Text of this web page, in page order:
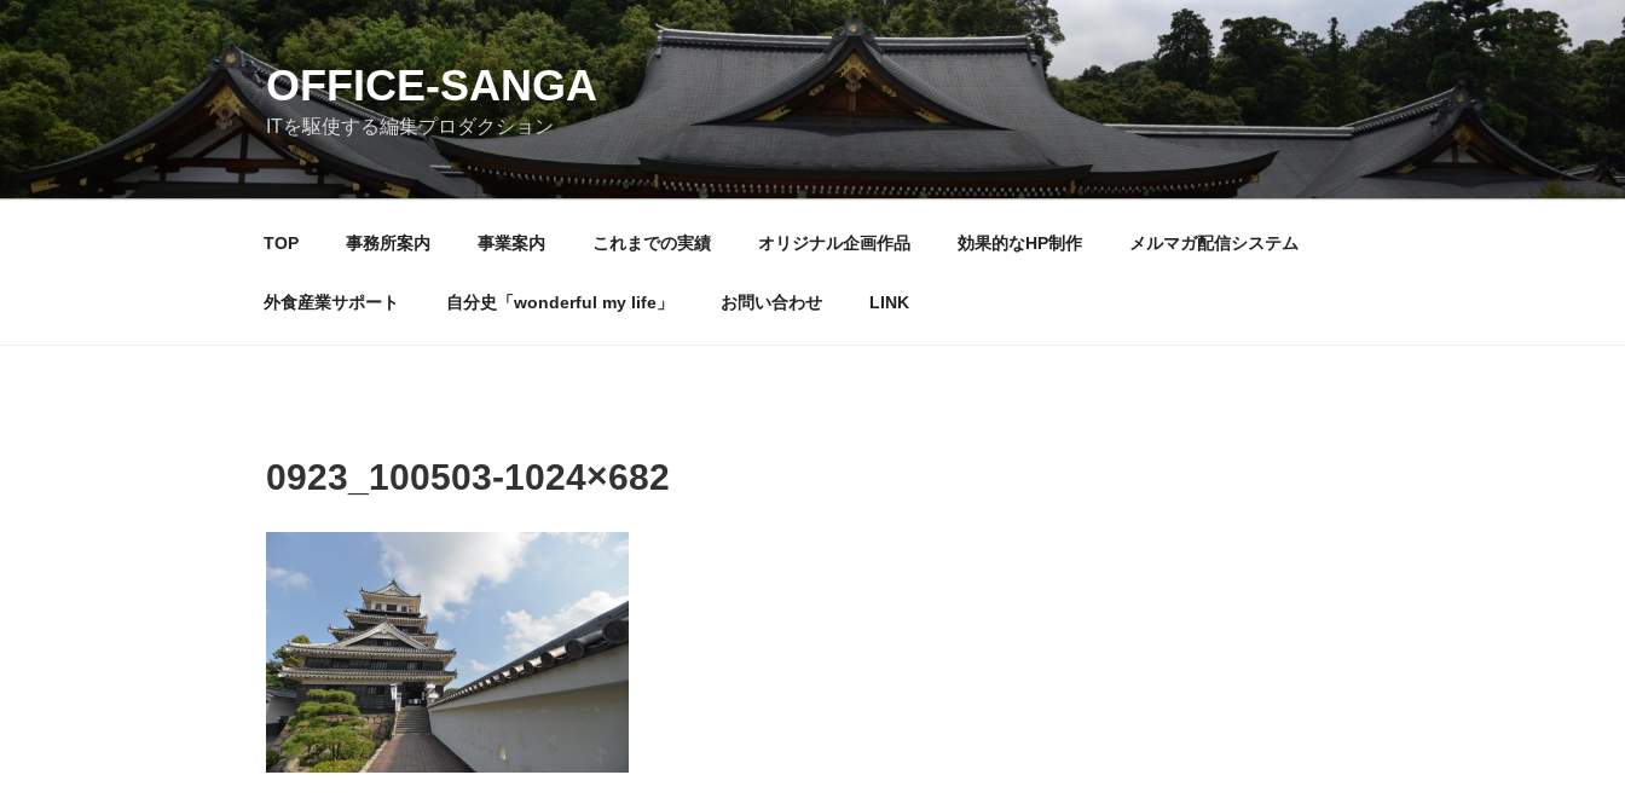
コ
ン
テ
ン
へ
OFFICE-SANGA
ITを駆使する編集プロダクション
TOP 事務所案内 事業案内 これまでの実績 オリジナル企画作品 効果的なHP制作 メルマガ配信システム
外食産業サポート 自分史「wonderful my life」 お問い合わせ LINK
0923_100503-1024×682